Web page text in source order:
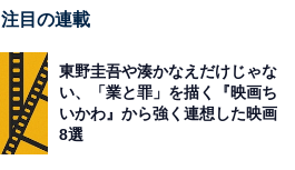
注目の連載
東野圭吾や湊かなえだけじゃな
い、「業と罪」を描く『映画ち
いかわ』から強く連想した映画
8選